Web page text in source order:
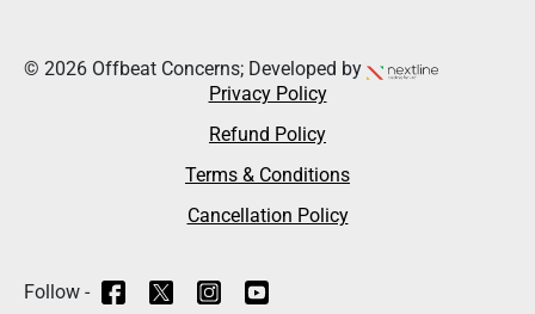
© 2026 Offbeat Concerns; Developed by
Privacy Policy
Refund Policy
Terms & Conditions
Cancellation Policy
Follow -